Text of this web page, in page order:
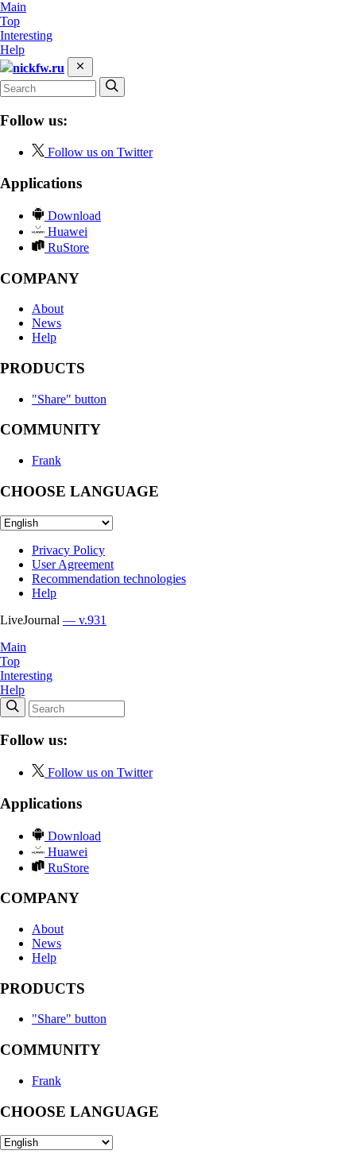
Main
Top
Interesting
Help
nickfw.ru
Follow us:
Follow us on Twitter
Applications
Download
Huawei
RuStore
COMPANY
About
News
Help
PRODUCTS
"Share" button
COMMUNITY
Frank
CHOOSE LANGUAGE
Privacy Policy
User Agreement
Recommendation technologies
Help
LiveJournal — v.931
Main
Top
Interesting
Help
Follow us:
Follow us on Twitter
Applications
Download
Huawei
RuStore
COMPANY
About
News
Help
PRODUCTS
"Share" button
COMMUNITY
Frank
CHOOSE LANGUAGE